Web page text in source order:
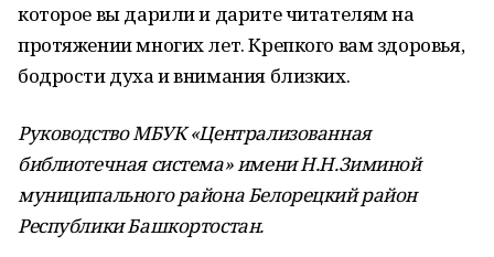
которое вы дарили и дарите читателям на
протяжении многих лет. Крепкого вам здоровья,
бодрости духа и внимания близких.
Руководство МБУК «Централизованная
библиотечная система» имени Н.Н.Зиминой
муниципального района Белорецкий район
Республики Башкортостан.